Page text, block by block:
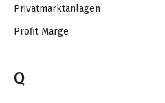
Privatmarktanlagen
Profit Marge
Q